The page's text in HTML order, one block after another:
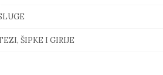
ŠIPKE I GIRIJE